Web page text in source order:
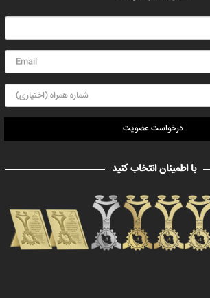
درخواست عضویت
با اطمینان انتخاب کنید